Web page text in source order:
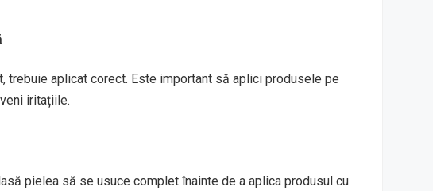
aplicat corect. Este important să aplici produsele pe
iritațiile.
pielea să se usuce complet înainte de a aplica produsul cu